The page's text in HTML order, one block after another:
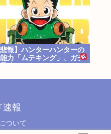
悲報】ハンターハンターの
力「ムテキング」、ガチ
速報
ついて